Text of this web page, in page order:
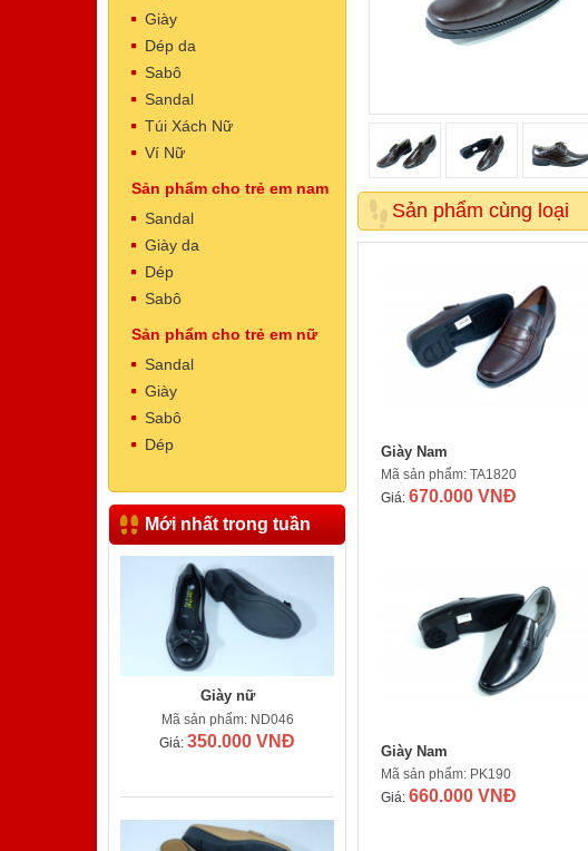
Sản phẩm cùng loại
Giày Nam
Mã sản phẩm: TA1820
Giá: 670.000 VNĐ
Giày Nam
Mã sản phẩm: PK190
Giá: 660.000 VNĐ
Giày
Dép da
Sabô
Sandal
Túi Xách Nữ
Ví Nữ
Sản phẩm cho trẻ em nam
Sandal
Giày da
Dép
Sabô
Sản phẩm cho trẻ em nữ
Sandal
Giày
Sabô
Dép
Mới nhất trong tuần
Dép Nam
Mã sản phẩm: NT5002
Giá:
Giá:500.000 VNĐ
Giày nữ
Mã sản phẩm: ND046
Giá: 350.000 VNĐ